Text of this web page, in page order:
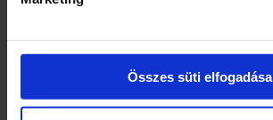
Összes süti elfogadása
Magyar Cukor Zrt.
Tápanyagok